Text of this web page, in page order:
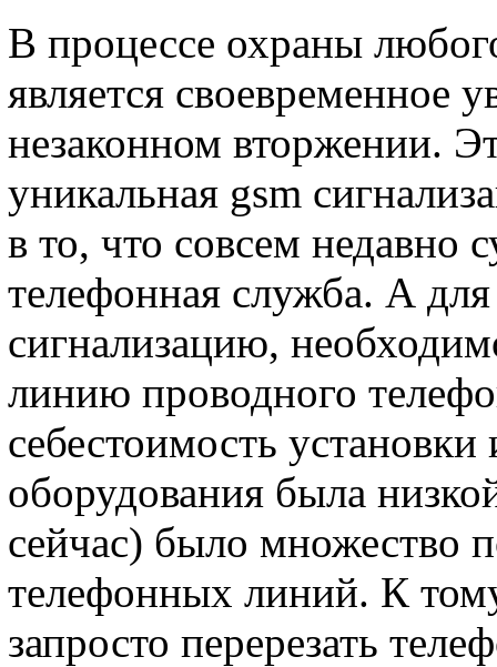
В процессе охраны
является своевременное
незаконном вторжении.
уникальная gsm
в то, что совсем недавно
телефонная служба. А
сигнализацию,
линию проводного
себестоимость установки
оборудования была
сейчас) было
телефонных линий. К
запросто перерезать